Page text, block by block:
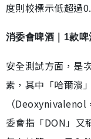
度則較標示低超過
消委會啤酒｜1款
安全測試方面，是
素，其中「哈爾濱
（
委會指「DON」又